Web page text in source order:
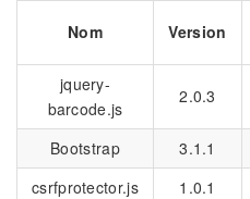
Nom Version
jquery-
barcode.js
2.0.3
Bootstrap
3.1.1
csrfprotector.js
1.0.1